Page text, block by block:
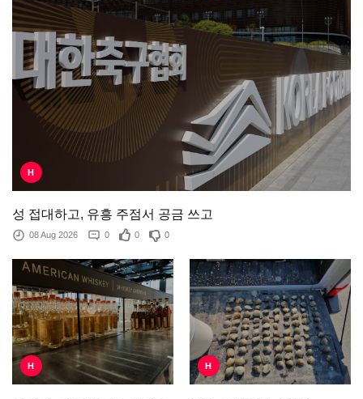
H
성 접대하고, 유흥 주점서 공금 쓰고
08 Aug 2026 0 0 0
H H